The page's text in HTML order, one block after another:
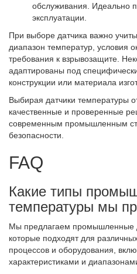
обслуживания. Идеально
эксплуатации.
При выборе датчика важно
диапазон температур, условия
требования к взрывозащите.
адаптированы под
конструкции или материала
Выбирая датчики температуры
качественные и проверенные
современным промышленным
безопасности.
FAQ
Какие типы
температуры мы
Мы предлагаем промышленные
которые подходят для
процессов и оборудования,
характеристиками и